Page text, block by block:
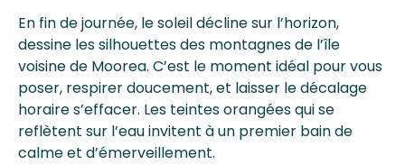
En fin de journée, le soleil décline sur l’horizon,
dessine les silhouettes des montagnes de l’île
voisine de Moorea. C’est le moment idéal pour vous
poser, respirer doucement, et laisser le décalage
horaire s’effacer. Les teintes orangées qui se
reflètent sur l’eau invitent à un premier bain de
calme et d’émerveillement.